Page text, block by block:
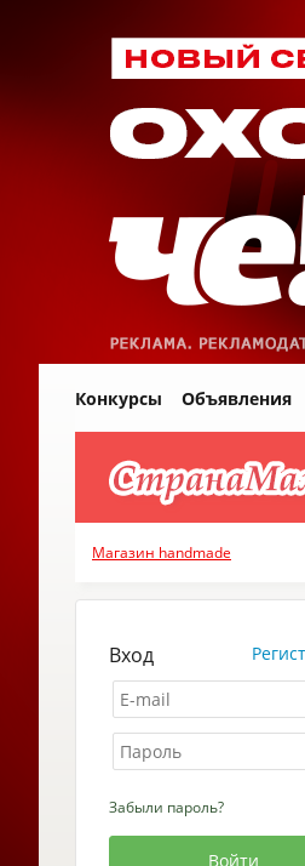
Конкурсы Объявления
Магазин handmade
Вход
Забыли пароль?